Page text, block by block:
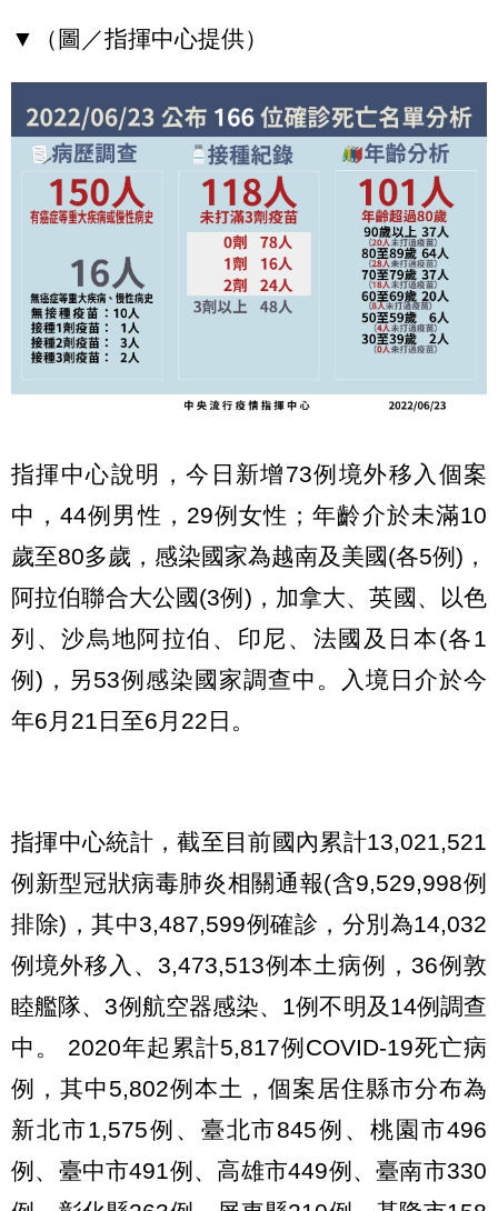
▼（圖／指揮中心提供）
指揮中心說明，今日新增73例境外移入個案
中，44例男性，29例女性；年齡介於未滿10
歲至80多歲，感染國家為越南及美國(各5例)，
阿拉伯聯合大公國(3例)，加拿大、英國、以色
列、沙烏地阿拉伯、印尼、法國及日本(各1
例)，另53例感染國家調查中。入境日介於今
年6月21日至6月22日。
指揮中心統計，截至目前國內累計13,021,521
例新型冠狀病毒肺炎相關通報(含9,529,998例
排除)，其中3,487,599例確診，分別為14,032
例境外移入、3,473,513例本土病例，36例敦
睦艦隊、3例航空器感染、1例不明及14例調查
中。 2020年起累計5,817例COVID-19死亡病
例，其中5,802例本土，個案居住縣市分布為
新北市1,575例、臺北市845例、桃園市496
例、臺中市491例、高雄市449例、臺南市330